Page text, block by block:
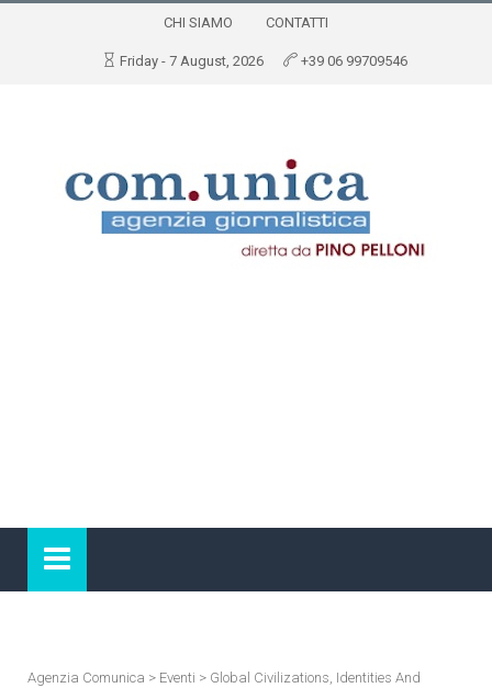
CHI SIAMO CONTATTI
Friday - 7 August, 2026 +39 06 99709546
Agenzia Comunica > Eventi > Global Civilizations, Identities And